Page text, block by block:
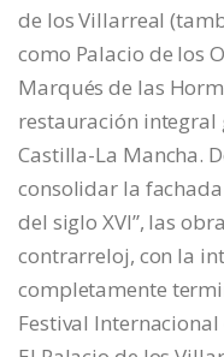
de los Villarreal
como Palacio de los
Marqués de las
restauración integral
Castilla-La Mancha.
consolidar la
del siglo XVI”, las
contrarreloj, con la
completamente
Festival